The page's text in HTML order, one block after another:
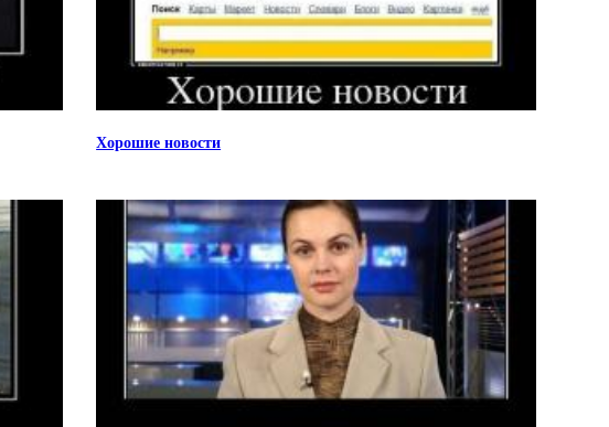
Хорошие новости